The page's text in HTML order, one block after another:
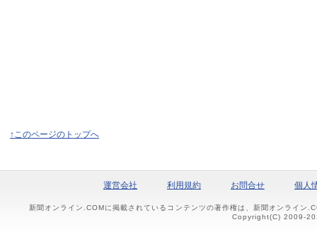
↑このページのトップへ
運営会社 利用規約 お問合せ 個人
新聞オンライン.COMに掲載されているコンテンツの著作権は、新聞オンライン
Copyright(C) 2009-